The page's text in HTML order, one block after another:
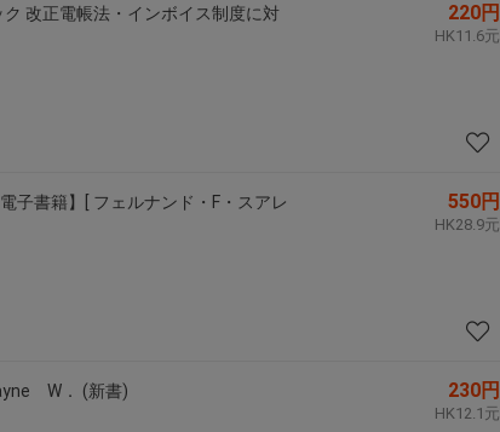
ク 改正電帳法・インボイス制度に対
220円
HK11.6元
子書籍】[ フェルナンド・F・スアレ
550円
HK28.9元
W． (新書) 230円
HK12.1元